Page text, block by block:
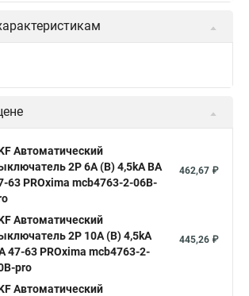
Автоматический
2P 6А (В) 4,5kA ВА
63 PROxima mcb4763-2-06B-
462,67 ₽
Автоматический
2P 10А (В) 4,5kA
47-63 PROxima mcb4763-2-
pro
445,26 ₽
Автоматический